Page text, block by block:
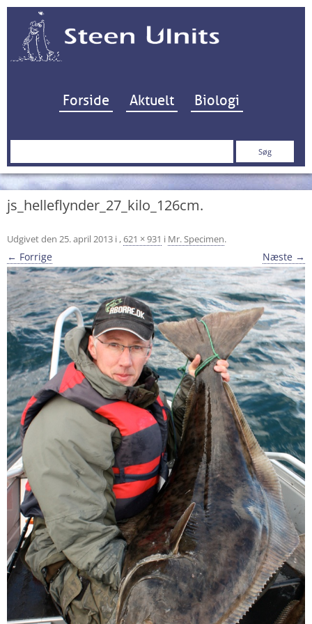
Hop til indhold
Forside Aktuelt Biologi
Søg
js_helleflynder_27_kilo_126cm.
Udgivet den 25. april 2013 i ,621 × 931 i Mr. Specimen.
← Forrige Næste →